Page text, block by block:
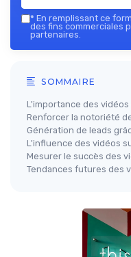
* En remplissant ce
des fins commerciales
partenaires.
SOMMAIRE
L'importance des
Renforcer la notoriété
Génération de leads
L'influence des vidéos
Mesurer le succès des
Tendances futures des